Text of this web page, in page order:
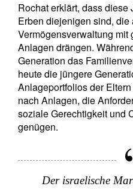
Rochat erklärt, dass
Erben diejenigen sind, die
Vermögensverwaltung
Anlagen drängen.
Generation das
heute die jüngere
Anlageportfolios der
nach Anlagen, die
soziale Gerechtigkeit und
genügen.
Der israelische
Newsletter
Email
Title First
Last Name